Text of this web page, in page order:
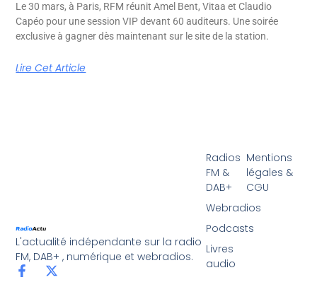
Le 30 mars, à Paris, RFM réunit Amel Bent, Vitaa et Claudio
Capéo pour une session VIP devant 60 auditeurs. Une soirée
exclusive à gagner dès maintenant sur le site de la station.
Lire Cet Article
L'actualité indépendante sur la radio
FM, DAB+ , numérique et webradios.
Radios
FM &
DAB+
Webradios
Podcasts
Livres
audio
Mentions
légales &
CGU